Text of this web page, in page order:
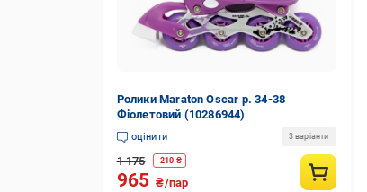
Ролики Maraton Oscar р. 34-38
Фіолетовий (10286944)
оцінити 3 варіанти
1 175 -210 ₴
965 ₴/пар